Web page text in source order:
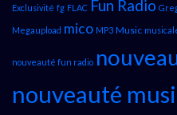
Exclusivité fg FLAC Fun Radio
Megaupload mico MP3 Music
nouveauté fun radio
nouveauté